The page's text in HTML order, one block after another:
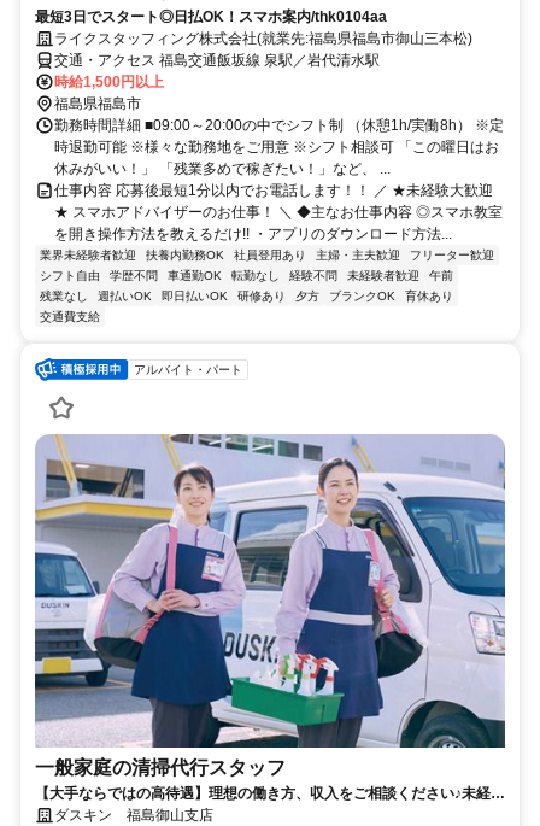
最短3日でスタート◎日払OK！スマホ案内/thk0104aa
ライクスタッフィング株式会社(就業先:福島県福島市御山三本松)
交通・アクセス 福島交通飯坂線 泉駅／岩代清水駅
時給1,500円以上
福島県福島市
勤務時間詳細 ■09:00～20:00の中でシフト制 （休憩1h/実働8h） ※定
時退勤可能 ※様々な勤務地をご用意 ※シフト相談可 「この曜日はお
休みがいい！」 「残業多めで稼ぎたい！」など、 ...
仕事内容 応募後最短1分以内でお電話します！！ ／ ★未経験大歓迎
★ スマホアドバイザーのお仕事！ ＼ ◆主なお仕事内容 ◎スマホ教室
を開き操作方法を教えるだけ!! ・アプリのダウンロード方法...
業界未経験者歓迎 扶養内勤務OK 社員登用あり 主婦・主夫歓迎
フリーター歓迎
シフト自由
学歴不問 車通勤OK 転勤なし 経験不問 未経験者歓迎
午前
残業なし
週払いOK 即日払いOK 研修あり 夕方 ブランクOK
育休あり
交通費支給
アルバイト・パート
一般家庭の清掃代行スタッフ
【大手ならではの高待遇】理想の働き方、収入をご相談ください♪未経験
歓迎！
ダスキン 福島御山支店